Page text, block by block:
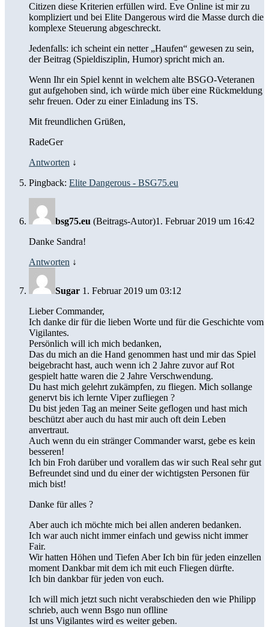
Citizen diese Kriterien erfüllen wird. Eve Online ist mir zu
kompliziert und bei Elite Dangerous wird die Masse durch die
komplexe Steuerung abgeschreckt.
Jedenfalls: ich scheint ein netter „Haufen“ gewesen zu sein,
der Beitrag (Spieldisziplin, Humor) spricht mich an.
Wenn Ihr ein Spiel kennt in welchem alte BSGO-Veteranen
gut aufgehoben sind, ich würde mich über eine Rückmeldung
sehr freuen. Oder zu einer Einladung ins TS.
Mit freundlichen Grüßen,
RadeGer
Antworten ↓
Pingback: Elite Dangerous - BSG75.eu
bsg75.eu (Beitrags-Autor)1. Februar 2019 um 16:42
Danke Sandra!
Antworten ↓
Sugar 1. Februar 2019 um 03:12
Lieber Commander,
Ich danke dir für die lieben Worte und für die Geschichte vom
Vigilantes.
Persönlich will ich mich bedanken,
Das du mich an die Hand genommen hast und mir das Spiel
beigebracht hast, auch wenn ich 2 Jahre zuvor auf Rot
gespielt hatte waren die 2 Jahre Verschwendung.
Du hast mich gelehrt zukämpfen, zu fliegen. Mich sollange
genervt bis ich lernte Viper zufliegen ?
Du bist jeden Tag an meiner Seite geflogen und hast mich
beschützt aber auch du hast mir auch oft dein Leben
anvertraut.
Auch wenn du ein stränger Commander warst, gebe es kein
besseren!
Ich bin Froh darüber und vorallem das wir such Real sehr gut
Befreundet sind und du einer der wichtigsten Personen für
mich bist!
Danke für alles ?
Aber auch ich möchte mich bei allen anderen bedanken.
Ich war auch nicht immer einfach und gewiss nicht immer
Fair.
Wir hatten Höhen und Tiefen Aber Ich bin für jeden einzellen
moment Dankbar mit dem ich mit euch Fliegen dürfte.
Ich bin dankbar für jeden von euch.
Ich will mich jetzt such nicht verabschieden den wie Philipp
schrieb, auch wenn Bsgo nun oflline
Ist uns Vigilantes wird es weiter geben.